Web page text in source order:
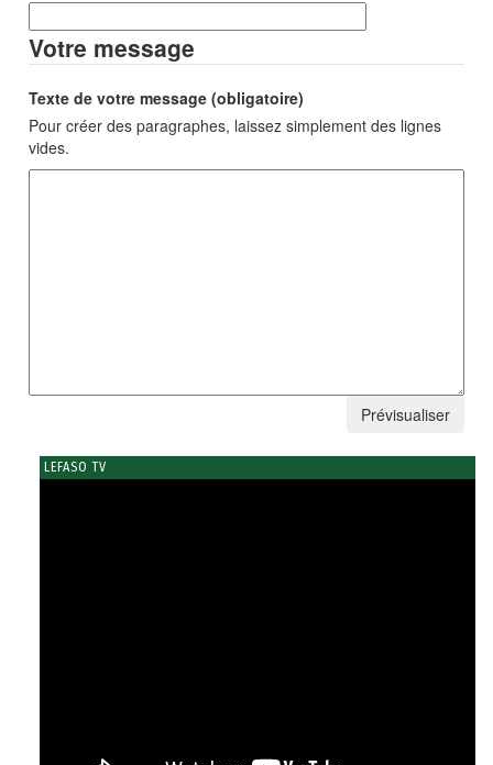
Votre message
Texte de votre message (obligatoire)
Pour créer des paragraphes, laissez simplement des lignes
vides.
LEFASO TV